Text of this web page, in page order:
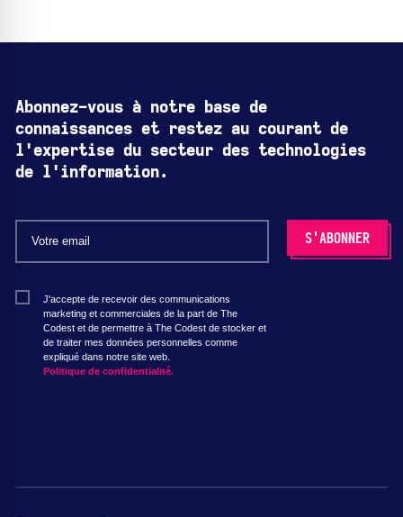
Abonnez-vous à notre base de
connaissances et restez au courant de
l'expertise du secteur des technologies
de l'information.
J'accepte de recevoir des communications
marketing et commerciales de la part de The
Codest et de permettre à The Codest de stocker et
de traiter mes données personnelles comme
expliqué dans notre site web.
Politique de confidentialité.